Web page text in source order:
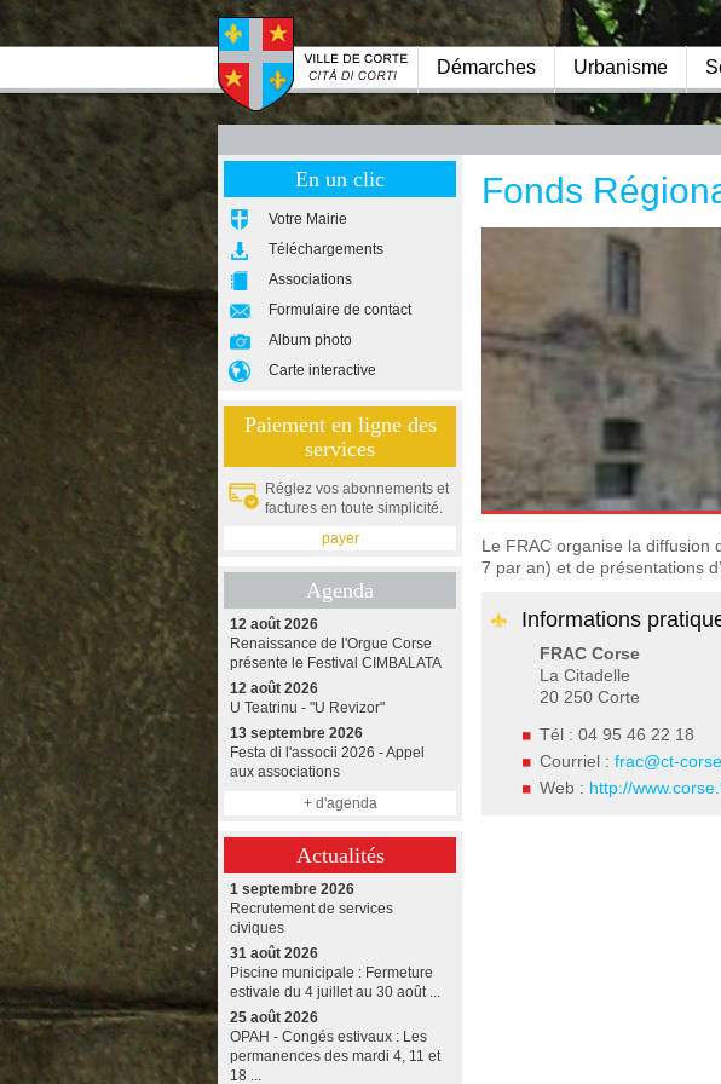
Démarches Urbanisme
En un clic
Votre Mairie
Téléchargements
Associations
Formulaire de contact
Album photo
Carte interactive
Paiement en ligne des
services
Réglez vos abonnements et
factures en toute simplicité.
payer
Agenda
12 août 2026
Renaissance de l'Orgue Corse
présente le Festival CIMBALATA
12 août 2026
U Teatrinu - "U Revizor"
13 septembre 2026
Festa di l'associi 2026 - Appel
aux associations
+ d'agenda
Actualités
1 septembre 2026
Recrutement de services
civiques
31 août 2026
Piscine municipale : Fermeture
estivale du 4 juillet au 30 août ...
25 août 2026
OPAH - Congés estivaux : Les
permanences des mardi 4, 11 et
18 ...
Fonds
Le FRAC organise la diffusion
7 par an) et de présentations
Informations
FRAC Corse
La Citadelle
20 250 Corte
Tél : 04 95 46 22 18
Courriel : frac@ct-
Web : http://